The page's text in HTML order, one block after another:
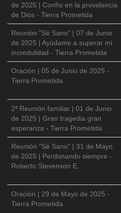
de 2025 | Confío en la providencia
de Dios - Tierra Prometida
Reunión "Sé Sano" | 07 de Junio
de 2025 | Ayúdame a superar mi
incredulidad - Tierra Prometida
Oración | 05 de Junio de 2025 -
Tierra Prometida
2ª Reunión familiar | 01 de Junio
de 2025 | Gran tragedia gran
esperanza - Tierra Prometida
Reunión "Sé Sano" | 31 de Mayo
de 2025 | Perdonando siempre -
Roberto Stevenson E.
Oración | 29 de Mayo de 2025 -
Tierra Prometida